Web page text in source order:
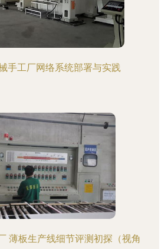
手工厂网络系统部署与实践
薄板生产线细节评测初探（视角